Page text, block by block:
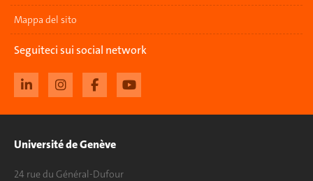
Mappa del sito
Seguiteci sui social network
Université de Genève
24 rue du Général-Dufour